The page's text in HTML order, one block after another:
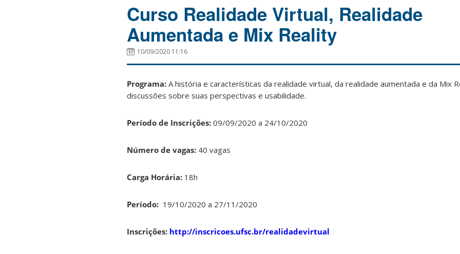
Curso Realidade Virtual, Realidade
Aumentada e Mix Reality
10/09/2020 11:16
Programa: A história e características da realidade virtual, da realidade aumentada e da Mix
discussões sobre suas perspectivas e usabilidade.
Período de Inscrições: 09/09/2020 a 24/10/2020
Número de vagas: 40 vagas
Carga Horária: 18h
Período: 19/10/2020 a 27/11/2020
Inscrições: http://inscricoes.ufsc.br/realidadevirtual